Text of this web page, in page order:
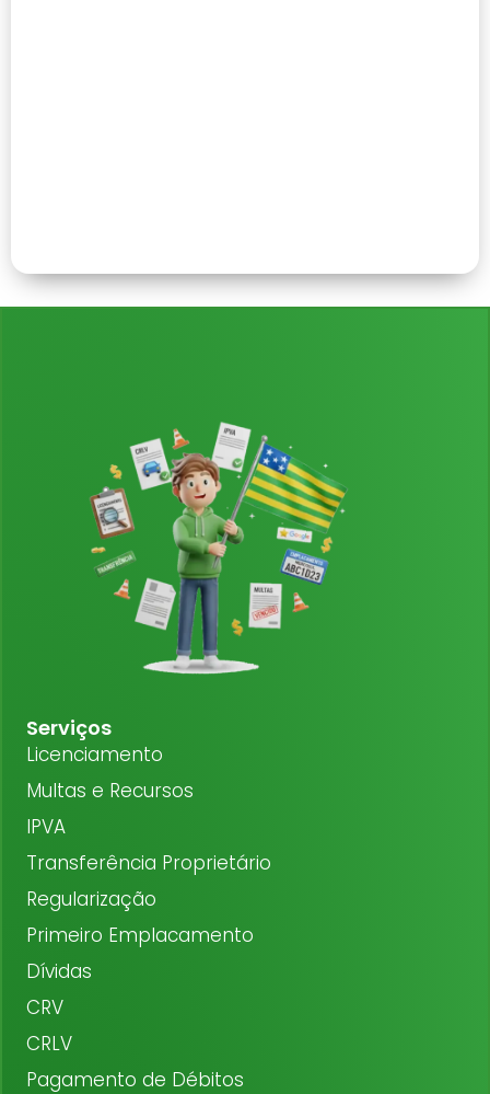
Serviços
Licenciamento
Multas e Recursos
IPVA
Transferência Proprietário
Regularização
Primeiro Emplacamento
Dívidas
CRV
CRLV
Pagamento de Débitos